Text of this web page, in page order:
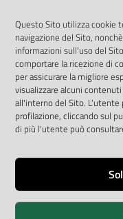
App Arpav
Rapporti regionali
Le Infografiche
Dispenser dati
Vai alla pagina
Privacy
Questo Sito utilizza cookie
navigazione del Sito,
informazioni sull'uso del
comportare la ricezione di
per assicurare la migliore
visualizzare alcuni
all'interno del Sito. L'utente
profilazione, cliccando sul
di più l'utente può